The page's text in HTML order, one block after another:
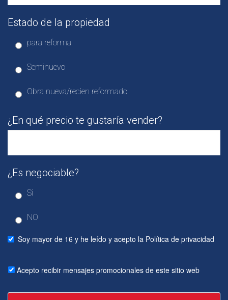
Estado de la propiedad
para reforma
Seminuevo
Obra nueva/recien reformado
¿En qué precio te gustaría vender?
¿Es negociable?
Si
NO
Soy mayor de 16 y he leído y acepto la Política de privacidad
Acepto recibir mensajes promocionales de este sitio web